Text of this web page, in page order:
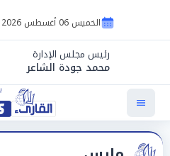
الخميس 06 أغسطس 2026
رئيس مجلس الإدارة
محمد جودة الشاعر